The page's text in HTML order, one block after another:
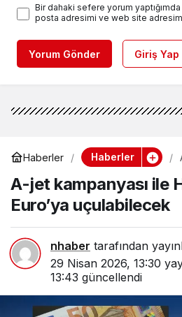
Bir dahaki sefere yorum yaptığımda
posta adresimi ve web site
Yorum Gönder Giriş Yap
Haberler Haberler
A-jet kampanyası ile
Euro’ya uçulabilecek
nhaber tarafından
29 Nisan 2026, 13:30
13:43 güncellendi